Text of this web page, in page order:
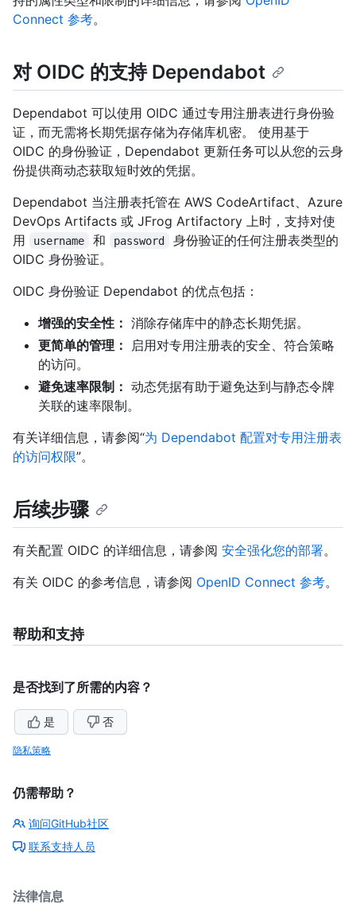
Connect 参考。
对 OIDC 的支持 Dependabot
Dependabot 可以使用 OIDC 通过专用注册表进行身份验
证，而无需将长期凭据存储为存储库机密。 使用基于
OIDC 的身份验证，Dependabot 更新任务可以从您的云身
份提供商动态获取短时效的凭据。
Dependabot 当注册表托管在 AWS CodeArtifact、Azure
DevOps Artifacts 或 JFrog Artifactory 上时，支持对使
用
username 和 password
身份验证的任何注册表类型的
OIDC 身份验证。
OIDC 身份验证 Dependabot 的优点包括：
增强的安全性： 消除存储库中的静态长期凭据。
更简单的管理：
启用对专用注册表的安全、符合策略
的访问。
避免速率限制： 动态凭据有助于避免达到与静态令牌
关联的速率限制。
有关详细信息，请参阅“为 Dependabot 配置对专用注册表
的访问权限”。
后续步骤
有关配置 OIDC 的详细信息，请参阅 安全强化您的部署。
有关 OIDC 的参考信息，请参阅 OpenID Connect 参考。
帮助和支持
是否找到了所需的内容？
是 否
隐私策略
仍需帮助？
询问GitHub社区
联系支持人员
法律信息